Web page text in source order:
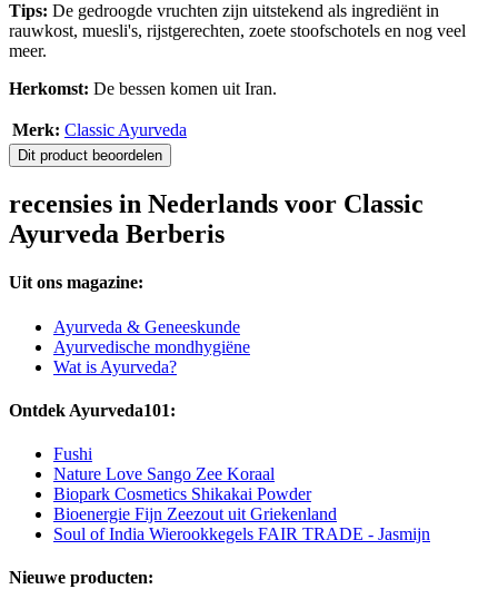
Tips: De gedroogde vruchten zijn uitstekend als ingrediënt in
rauwkost, muesli's, rijstgerechten, zoete stoofschotels en nog veel
meer.
Herkomst: De bessen komen uit Iran.
Merk: Classic Ayurveda
Dit product beoordelen
recensies in Nederlands voor Classic
Ayurveda Berberis
Uit ons magazine:
Ayurveda & Geneeskunde
Ayurvedische mondhygiëne
Wat is Ayurveda?
Ontdek Ayurveda101:
Fushi
Nature Love Sango Zee Koraal
Biopark Cosmetics Shikakai Powder
Bioenergie Fijn Zeezout uit Griekenland
Soul of India Wierookkegels FAIR TRADE - Jasmijn
Nieuwe producten: